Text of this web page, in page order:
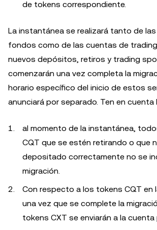
de tokens correspondiente.
La instantánea se realizará tanto de
fondos como de las cuentas de trading
nuevos depósitos, retiros y trading
comenzarán una vez completa la
horario específico del inicio de estos
anunciará por separado. Ten en cuenta
al momento de la instantánea,
CQT que se estén retirando o que
depositado correctamente no se
migración.
Con respecto a los tokens CQT en
una vez que se complete la
tokens CXT se enviarán a la cuenta